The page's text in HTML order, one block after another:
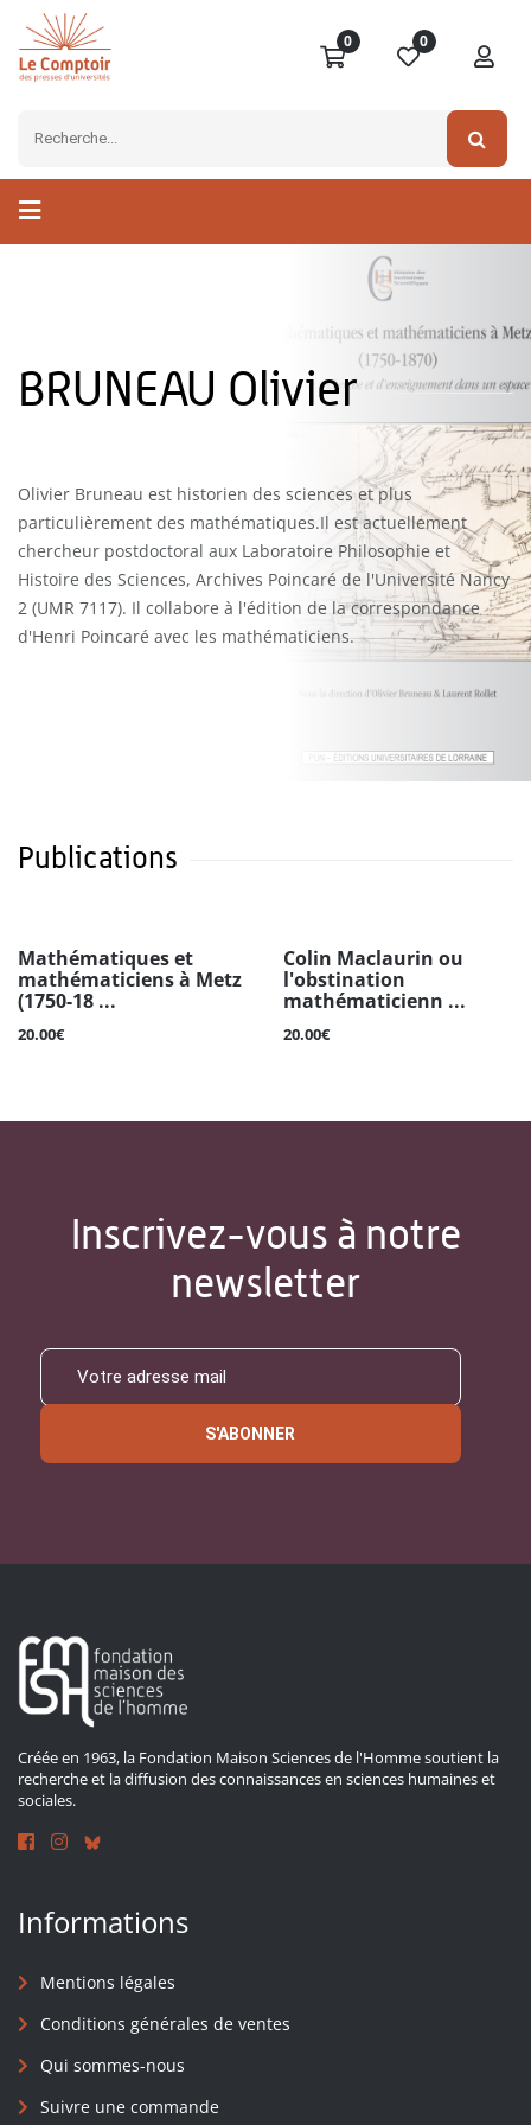
0 0
BRUNEAU Olivier
Olivier Bruneau est historien des sciences et plus
particulièrement des mathématiques.Il est actuellement
chercheur postdoctoral aux Laboratoire Philosophie et
Histoire des Sciences, Archives Poincaré de l'Université Nancy
2 (UMR 7117). Il collabore à l'édition de la correspondance
d'Henri Poincaré avec les mathématiciens.
Publications
Mathématiques et
mathématiciens à Metz
(1750-18 ...
20.00€
Colin Maclaurin ou
l'obstination
mathématicienn ...
20.00€
Inscrivez-vous à notre
newsletter
S'ABONNER
Créée en 1963, la Fondation Maison Sciences de l'Homme soutient la
recherche et la diffusion des connaissances en sciences humaines et
sociales.
Informations
Mentions légales
Conditions générales de ventes
Qui sommes-nous
Suivre une commande